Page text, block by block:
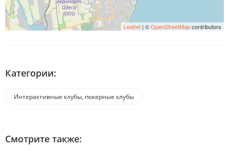
Leaflet | ©OpenStreetMapcontributors
Категории:
Интерактивные клубы, покерные клубы
Смотрите также: